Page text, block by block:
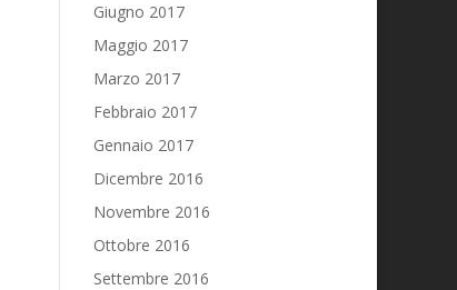
Giugno 2017
Maggio 2017
Marzo 2017
Febbraio 2017
Gennaio 2017
Dicembre 2016
Novembre 2016
Ottobre 2016
Settembre 2016